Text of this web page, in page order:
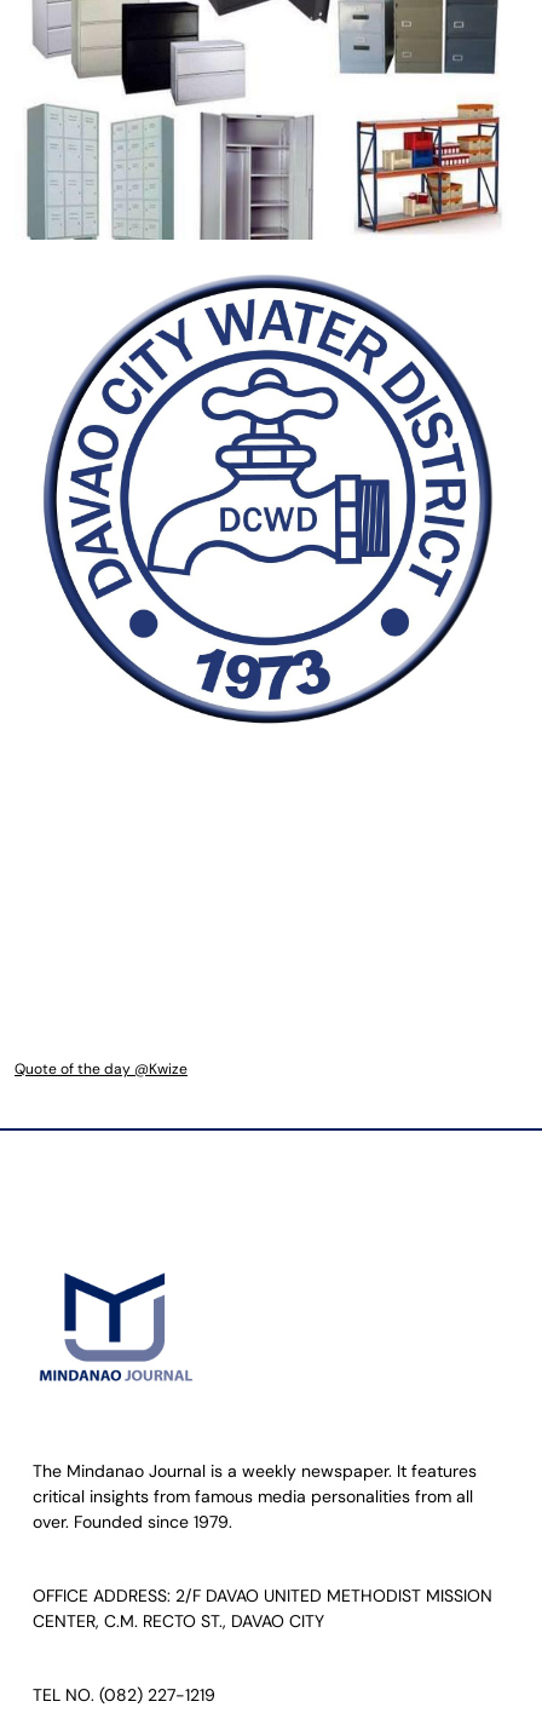
Quote of the day @Kwize
The Mindanao Journal is a weekly newspaper. It features
critical insights from famous media personalities from all
over. Founded since 1979.
OFFICE ADDRESS: 2/F DAVAO UNITED METHODIST MISSION
CENTER, C.M. RECTO ST., DAVAO CITY
TEL NO. (082) 227-1219